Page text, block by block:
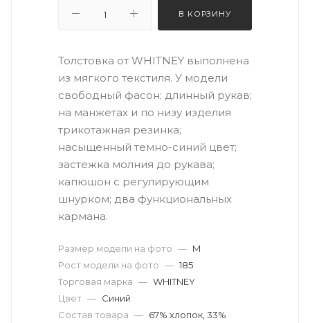
В КОРЗИНУ
Толстовка от WHITNEY выполнена
из мягкого текстиля. У модели
свободный фасон; длинный рукав;
на манжетах и по низу изделия
трикотажная резинка;
насыщенный темно-синий цвет;
застежка молния до рукава;
капюшон с регулирующим
шнурком; два функциональных
кармана.
Размер модели на фото — M
Рост модели на фото — 185
Торговая марка — WHITNEY
Цвет — Синий
Состав товара — 67% хлопок, 33%